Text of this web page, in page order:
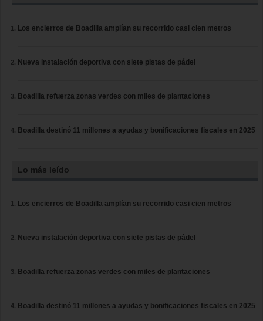
Los encierros de Boadilla amplían su recorrido casi cien metros
Nueva instalación deportiva con siete pistas de pádel
Boadilla refuerza zonas verdes con miles de plantaciones
Boadilla destinó 11 millones a ayudas y bonificaciones fiscales en 2025
Lo más leído
Los encierros de Boadilla amplían su recorrido casi cien metros
Nueva instalación deportiva con siete pistas de pádel
Boadilla refuerza zonas verdes con miles de plantaciones
Boadilla destinó 11 millones a ayudas y bonificaciones fiscales en 2025